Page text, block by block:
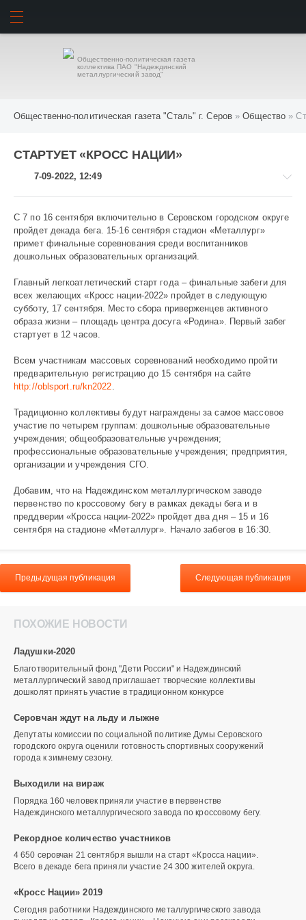
Общественно-политическая газета
коллектива ПАО "Надеждинский
металлургический завод"
Общественно-политическая газета "Сталь" г. Серов »Общество »
СТАРТУЕТ «КРОСС НАЦИИ»
7-09-2022, 12:49
Общество
С 7 по 16 сентября включительно в Серовском городском округе
пройдет декада бега. 15-16 сентября стадион «Металлург»
примет финальные соревнования среди воспитанников
дошкольных образовательных организаций.
Главный легкоатлетический старт года – финальные забеги для
всех желающих «Кросс нации-2022» пройдет в следующую
субботу, 17 сентября. Место сбора приверженцев активного
образа жизни – площадь центра досуга «Родина». Первый забег
стартует в 12 часов.
Всем участникам массовых соревнований необходимо пройти
предварительную регистрацию до 15 сентября на сайте
http://oblsport.ru/kn2022
Традиционно коллективы будут награждены за самое массовое
участие по четырем группам: дошкольные образовательные
учреждения; общеобразовательные учреждения;
профессиональные образовательные учреждения; предприятия,
организации и учреждения СГО.
Добавим, что на Надеждинском металлургическом заводе
первенство по кроссовому бегу в рамках декады бега и в
преддверии «Кросса нации-2022» пройдет два дня – 15 и 16
сентября на стадионе «Металлург». Начало забегов в 16:30.
Предыдущая публикация Следующая публикация
ПОХОЖИЕ НОВОСТИ
Ладушки-2020
Благотворительный фонд "Дети России" и Надеждинский
металлургический завод приглашает творческие коллективы
дошколят принять участие в традиционном конкурсе
Серовчан ждут на льду и лыжне
Депутаты комиссии по социальной политике Думы Серовского
городского округа оценили готовность спортивных сооружений
города к зимнему сезону.
Выходили на вираж
Порядка 160 человек приняли участие в первенстве
Надеждинского металлургического завода по кроссовому бегу.
Рекордное количество участников
4 650 серовчан 21 сентября вышли на старт «Кросса нации».
Всего в декаде бега приняли участие 24 300 жителей округа.
«Кросс Нации» 2019
Сегодня работники Надеждинского металлургического завода